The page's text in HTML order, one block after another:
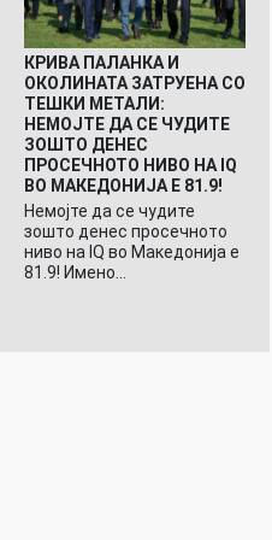
КРИВА ПАЛАНКА И
ОКОЛИНАТА ЗАТРУЕНА СО
ТЕШКИ МЕТАЛИ:
НЕМОЈТЕ ДА СЕ ЧУДИТЕ
ЗОШТО ДЕНЕС
ПРОСЕЧНОТО НИВО НА IQ
ВО МАКЕДОНИЈА Е 81.9!
Немојте да се чудите
зошто денес просечното
ниво на IQ во Македонија е
81.9! Имено…